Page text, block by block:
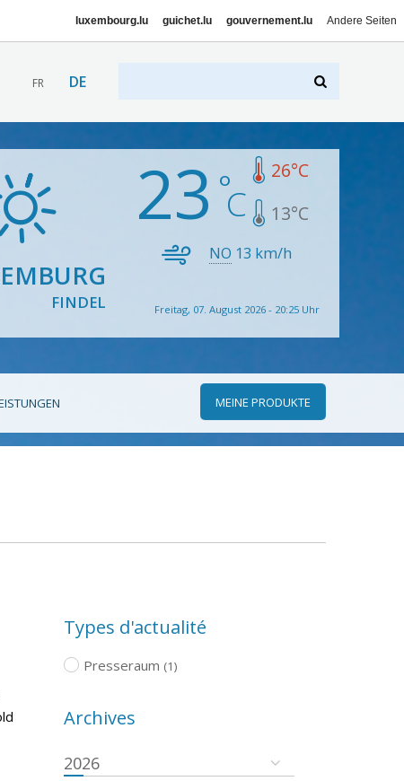
luxembourg.lu guichet.lu gouvernement.lu Andere Seiten
FR DE
FINDEL
23 26°C
13°C
NO 13 km/h
Freitag, 07. August 2026 - 20:25 Uhr
MEINE PRODUKTE
Types d'actualité
Presseraum (1)
Archives
2026